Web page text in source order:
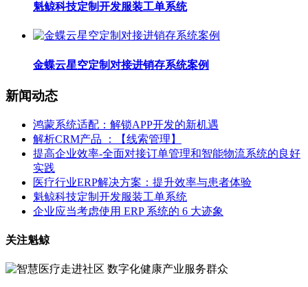
魁鲸科技定制开发服装工单系统
金蝶云星空定制对接进销存系统案例
新闻动态
鸿蒙系统适配：解锁APP开发的新机遇
解析CRM产品 ：【线索管理】
提高企业效率-全面对接订单管理和智能物流系统的良好
实践
医疗行业ERP解决方案：提升效率与患者体验
魁鲸科技定制开发服装工单系统
企业应当考虑使用 ERP 系统的 6 大迹象
关注魁鲸